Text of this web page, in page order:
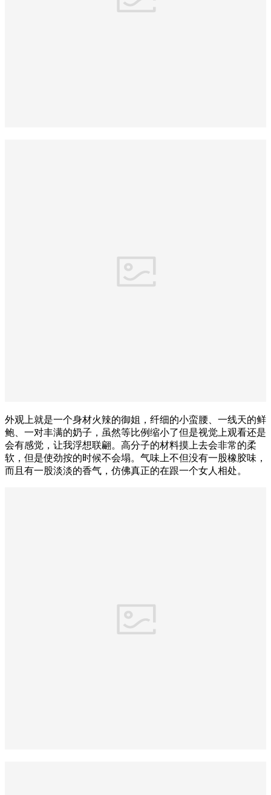
外观上就是一个身材火辣的御姐，纤细的小蛮腰、一线天的鲜
鲍、一对丰满的奶子，虽然等比例缩小了但是视觉上观看还是
会有感觉，让我浮想联翩。高分子的材料摸上去会非常的柔
软，但是使劲按的时候不会塌。气味上不但没有一股橡胶味，
而且有一股淡淡的香气，仿佛真正的在跟一个女人相处。